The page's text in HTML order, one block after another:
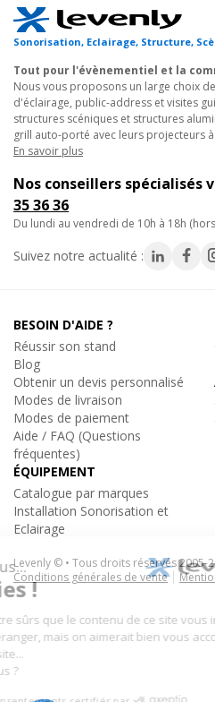
puce RFID. Elle permet la
scan automatisé. Les avantages
pour les compagnies de location
un important volume de stock.
Chaque élément de la gamme
équipé d'uncode QRvisible à
d'accéder aux manuels d'utilisation
sécurité TUV Nord
via une appli
facilite les processus de
par les bureaux de contrôle.
- Equipée d'origine d'une puce
- Certifiée CE / TUV
- Assemblage facile
Caractéristiques techniques :
- RFID Ready
- Section de la structure
- Section : 387 x 342mm
- Structure en alliage d'aluminium
- Tube Porteur : 48,3 x 3mm
- Assemblage par manchon à
- Système de jonction : Modèle M
- Poids : 6,9Kg/m
Support de
249€
En stock,
Réf. 17574
Sixty82 |
Sonorisation, Eclairage, Structure,
Tout pour l'évènementiel et la
Nous vous proposons un large choix
d'éclairage, public-address et visites
structures scéniques et structures
grill auto-porté avec leurs projecteurs
En savoir plus
Nos conseillers spécialisés
35 36 36
du lundi au vendredi de 10h à 18h
Suivez notre actualité :
BESOIN D'AIDE ?
Réussir son stand
Blog
Obtenir un devis personnalisé
Modes de livraison
Modes de paiement
Aide / FAQ (Questions
fréquentes)
ÉQUIPEMENT
Catalogue par marques
Installation Sonorisation et
Eclairage
Levenly © • Tous droits réservés 2005-
Conditions générales de vente